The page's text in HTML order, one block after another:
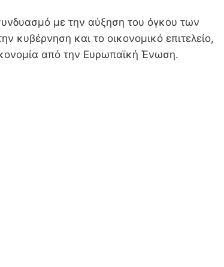
με την αύξηση του όγκου των
κυβέρνηση και το οικονομικό επιτελείο,
από την Ευρωπαϊκή Ένωση.